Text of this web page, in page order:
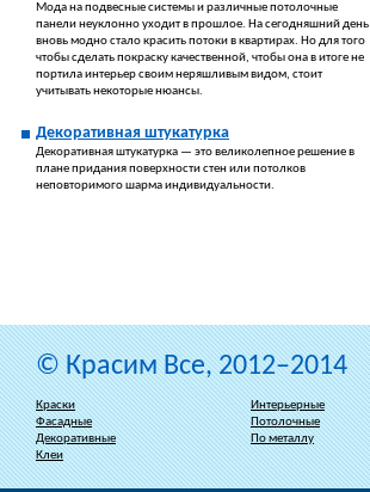
Мода на подвесные системы и различные потолочные
панели неуклонно уходит в прошлое. На сегодняшний день
вновь модно стало красить потоки в квартирах. Но для того
чтобы сделать покраску качественной, чтобы она в итоге не
портила интерьер своим неряшливым видом, стоит
учитывать некоторые нюансы.
Декоративная штукатурка
Декоративная штукатурка — это великолепное решение в
плане придания поверхности стен или потолков
неповторимого шарма индивидуальности.
© Красим Все, 2012–2014
Краски
Интерьерные
Фасадные
Потолочные
Декоративные
По металлу
Клеи